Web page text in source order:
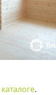
каталоге.